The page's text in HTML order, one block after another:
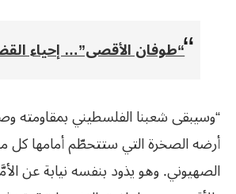
“طوفان الأقصى”… إحياء
“وسيبقى شعبنا الفلسطيني بمقاومته
أرضه الصخرة التي ستتحطّم أمامها
الصهيوني. وهو يذود بنفسه نيابة عن